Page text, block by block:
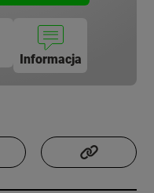
Informacja